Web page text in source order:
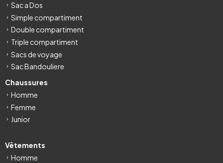
Sac a Dos
Simple compartiment
Double compartiment
Triple compartiment
Sacs de voyage
Sac Bandouliere
Chaussures
Homme
Femme
Junior
Vêtements
Homme